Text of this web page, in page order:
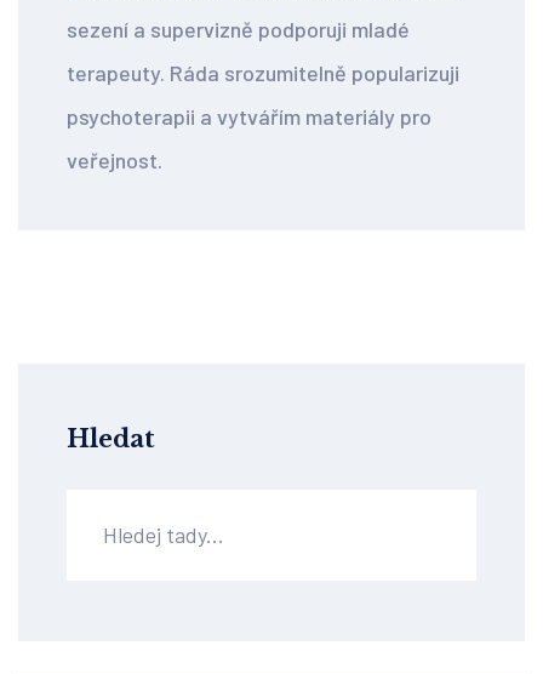
sezení a supervizně podporuji mladé
terapeuty. Ráda srozumitelně popularizuji
psychoterapii a vytvářím materiály pro
veřejnost.
Hledat